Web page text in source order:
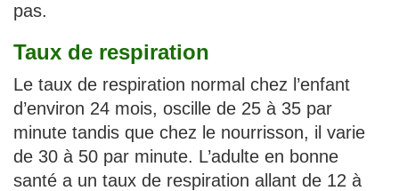
pas.
Taux de respiration
Le taux de respiration normal chez l’enfant
d’environ 24 mois, oscille de 25 à 35 par
minute tandis que chez le nourrisson, il varie
de 30 à 50 par minute. L’adulte en bonne
santé a un taux de respiration allant de 12 à